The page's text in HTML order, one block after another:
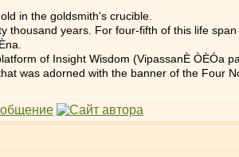
in the goldsmith's crucible.
thousand years. For four-fifth of this life
of Insight Wisdom (VipassanÈ ÒÈÓa
was adorned with the banner of the Four